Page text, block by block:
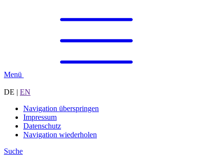
Menü
DE | EN
Navigation überspringen
Impressum
Datenschutz
Navigation wiederholen
Suche